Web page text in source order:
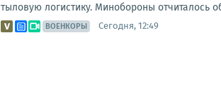
тыловую логистику. Минобороны отчиталось
ВОЕНКОРЫ Сегодня, 12:49